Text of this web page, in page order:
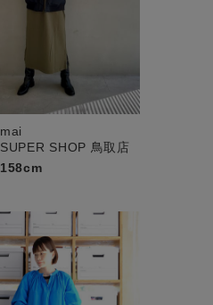
mai
SUPER SHOP 鳥取店
158cm